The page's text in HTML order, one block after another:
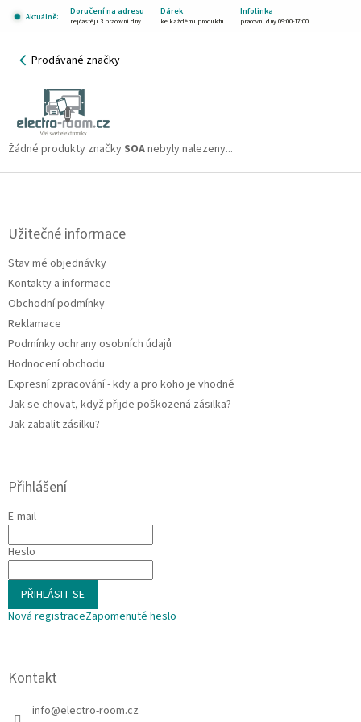
Aktuálně:
Doručení na adresu Dárek Infolinka
nejčastěji 3 pracovní dny ke každému produktu pracovní dny 09:00-17:00
NÁKUPNÍ
KOŠÍK
Prodávané značky
SOA
Žádné produkty značky SOAnebyly nalezeny...
Z
Užitečné informace
Stav mé objednávky
Kontakty a informace
Obchodní podmínky
Reklamace
Podmínky ochrany osobních údajů
Hodnocení obchodu
Expresní zpracování - kdy a pro koho je vhodné
Jak se chovat, když přijde poškozená zásilka?
Jak zabalit zásilku?
Přihlášení
E-mail
Heslo
PŘIHLÁSIT SE
Nová registraceZapomenuté heslo
Kontakt
info@electro-room.cz